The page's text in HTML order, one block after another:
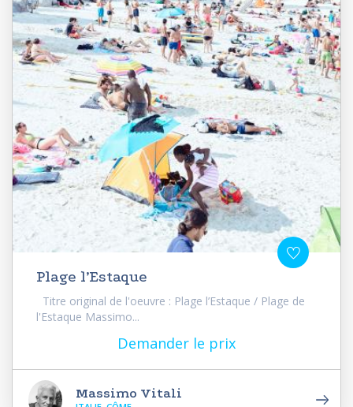
Plage l’Estaque
Titre original de l'oeuvre : Plage l’Estaque / Plage de
l'Estaque Massimo...
Demander le prix
Massimo Vitali